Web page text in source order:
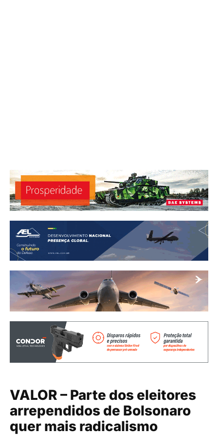
VALOR – Parte dos eleitores
arrependidos de Bolsonaro
quer mais radicalismo